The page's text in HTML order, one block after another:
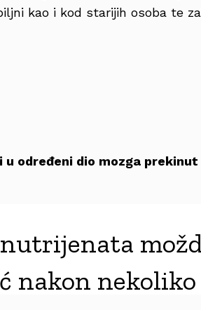
kao i kod starijih osoba te
u određeni dio mozga
nakon